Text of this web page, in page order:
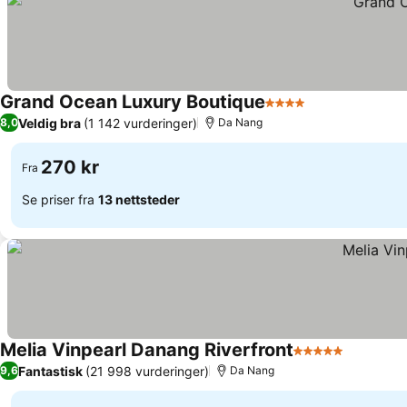
Grand Ocean Luxury Boutique4 Stjerner
8,0Veldig bra (1 142 vurderinger) Da Nang
Fra 270 kr
Se priser fra 13 nettsteder
Melia Vinpearl Danang Riverfront5 Stjerner
9,6Fantastisk (21 998 vurderinger) Da Nang